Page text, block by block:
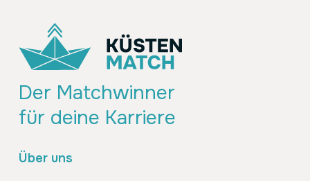
Der Matchwinner
für deine Karriere
Über uns